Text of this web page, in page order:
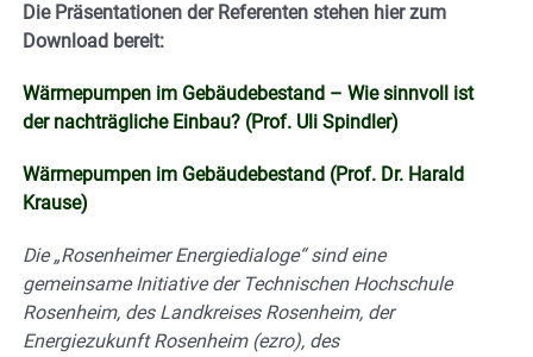
Die Präsentationen der Referenten stehen hier zum
Download bereit:
Wärmepumpen im Gebäudebestand – Wie sinnvoll ist
der nachträgliche Einbau? (Prof. Uli Spindler)
Wärmepumpen im Gebäudebestand (Prof. Dr. Harald
Krause)
Die „Rosenheimer Energiedialoge“ sind eine
gemeinsame Initiative der Technischen Hochschule
Rosenheim, des Landkreises Rosenheim, der
Energiezukunft Rosenheim (ezro), des